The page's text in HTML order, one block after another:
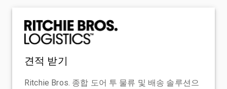
견적 받기
Ritchie Bros. 종합 도어 투 물류 및 배송 솔루션으